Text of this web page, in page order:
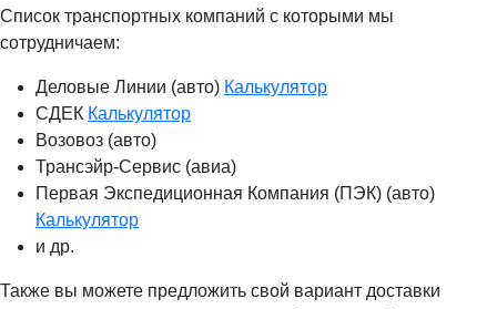
Список транспортных компаний с которыми мы
сотрудничаем:
Деловые Линии (авто) Калькулятор
СДЕК Калькулятор
Возовоз (авто)
Трансэйр-Сервис (авиа)
Первая Экспедиционная Компания (ПЭК) (авто)
Калькулятор
и др.
Также вы можете предложить свой вариант доставки